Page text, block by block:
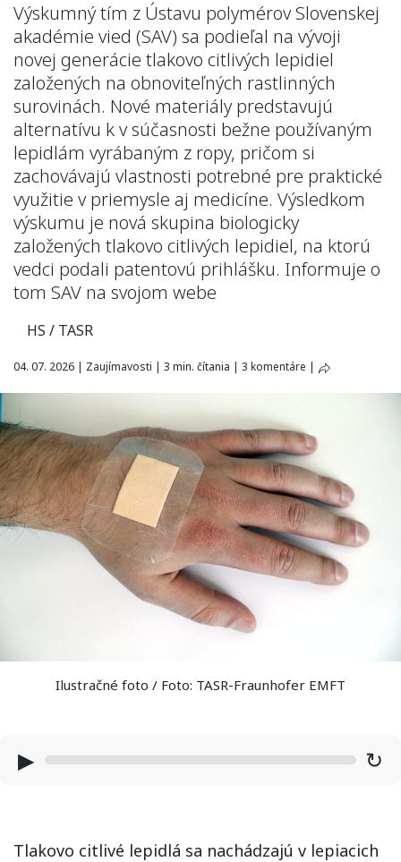
Výskumný tím z Ústavu polymérov Slovenskej
akadémie vied (SAV) sa podieľal na vývoji
novej generácie tlakovo citlivých lepidiel
založených na obnoviteľných rastlinných
surovinách. Nové materiály predstavujú
alternatívu k v súčasnosti bežne používaným
lepidlám vyrábaným z ropy, pričom si
zachovávajú vlastnosti potrebné pre praktické
využitie v priemysle aj medicíne. Výsledkom
výskumu je nová skupina biologicky
založených tlakovo citlivých lepidiel, na ktorú
vedci podali patentovú prihlášku. Informuje o
tom SAV na svojom webe
HS / TASR
04. 07. 2026 | Zaujímavosti | 3 min. čítania | 3 komentáre |
Ilustračné foto / Foto: TASR-Fraunhofer EMFT
▶ ↻
Tlakovo citlivé lepidlá sa nachádzajú v lepiacich